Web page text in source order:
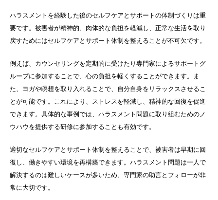
ハラスメントを経験した後のセルフケアとサポートの体制づくりは重
要です。被害者が精神的、肉体的な負担を軽減し、正常な生活を取り
戻すためにはセルフケアとサポート体制を整えることが不可欠です。
例えば、カウンセリングを定期的に受けたり専門家によるサポートグ
ループに参加することで、心の負担を軽くすることができます。ま
た、ヨガや瞑想を取り入れることで、自分自身をリラックスさせるこ
とが可能です。これにより、ストレスを軽減し、精神的な回復を促進
できます。具体的な事例では、ハラスメント問題に取り組むためのノ
ウハウを提供する研修に参加することも有効です。
適切なセルフケアとサポート体制を整えることで、被害者は早期に回
復し、働きやすい環境を再構築できます。ハラスメント問題は一人で
解決するのは難しいケースが多いため、専門家の助言とフォローが非
常に大切です。